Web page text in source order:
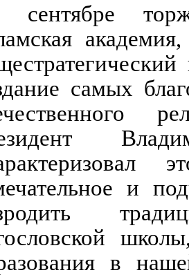
сентябре
самых
и
в